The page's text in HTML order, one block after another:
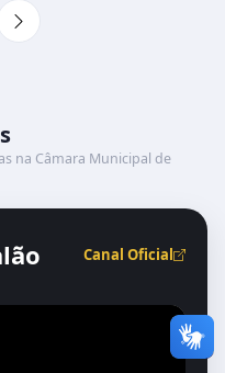
na Câmara Municipal de
Canal Oficial